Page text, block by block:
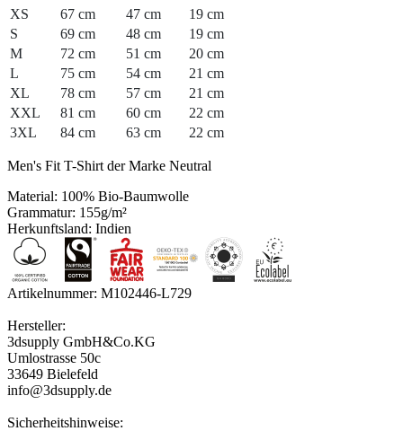
XS
67 cm 47 cm
19 cm
S
69 cm 48 cm
19 cm
M
72 cm 51 cm
20 cm
L
75 cm 54 cm
21 cm
XL
78 cm 57 cm
21 cm
XXL
81 cm 60 cm
22 cm
3XL
84 cm 63 cm 22 cm
Men's Fit T-Shirt der Marke Neutral
Material: 100% Bio-Baumwolle
Grammatur: 155g/m²
Herkunftsland: Indien
Artikelnummer: M102446-L729
Hersteller:
3dsupply GmbH&Co.KG
Umlostrasse 50c
33649 Bielefeld
info@3dsupply.de
Sicherheitshinweise: